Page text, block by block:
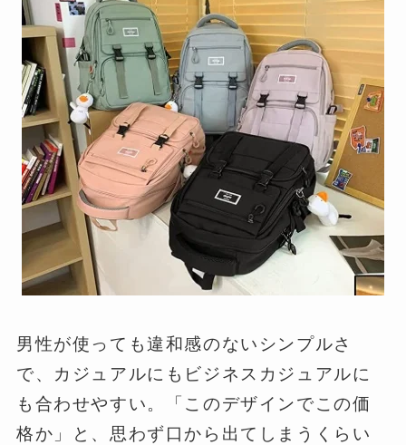
男性が使っても違和感のないシンプルさ
で、カジュアルにもビジネスカジュアルに
も合わせやすい。「このデザインでこの価
格か」と、思わず口から出てしまうくらい